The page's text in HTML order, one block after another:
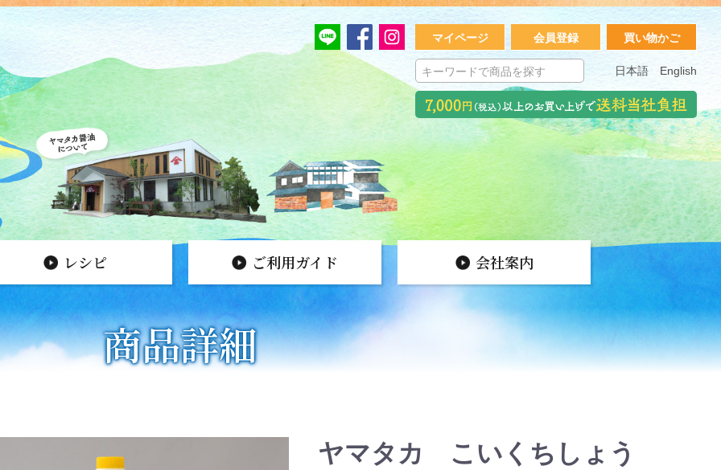
マイページ 会員登録 買い物かご
日本語 English
レシピ ご利用ガイド 会社案内
商品詳細
ヤマタカ こいくちしょう